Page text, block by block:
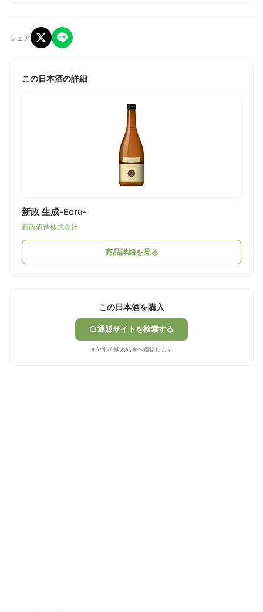
シェア
この日本酒の詳細
新政 生成-Ecru-
新政酒造株式会社
商品詳細を見る
この日本酒を購入
通販サイトを検索する
※ 外部の検索結果へ遷移します